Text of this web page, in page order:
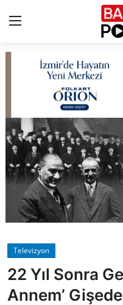
Çerez Politikası
Künye
Ankara
TBMM
Cumhurbaşkanlığı
Bakanlıklar
Televizyon
22 Yıl Sonra
Annem’